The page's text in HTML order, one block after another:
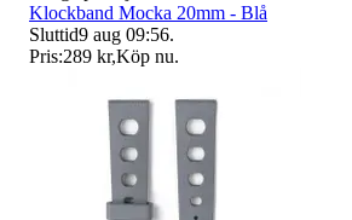
Klockband Mocka 20mm - Blå
Sluttid9 aug 09:56.
Pris:289 kr,Köp nu.